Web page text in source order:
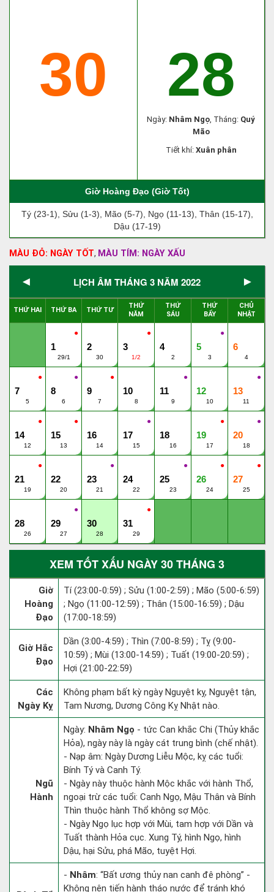
30 28
Ngày: Nhâm Ngọ, Tháng: Quý
Mão
Tiết khí: Xuân phân
Giờ Hoàng Đạo (Giờ Tốt)
Tý (23-1), Sửu (1-3), Mão (5-7), Ngọ (11-13), Thân (15-17),
Dậu (17-19)
MÀU ĐỎ: NGÀY TỐT, MÀU TÍM: NGÀY XẤU
◄ LỊCH ÂM THÁNG 3 NĂM 2022 ►
THỨ HAI THỨ BA THỨ TƯ
THỨ
NĂM
THỨ
SÁU
THỨ
BẨY
CHỦ
NHẬT
●
1
29/1
2
30
●
3
1/2
4
2
●
5
3
6
4
●
7
5
●
8
6
●
9
7
10
8
●
11
9
12
10
●
13
11
●
14
12
●
15
13
16
14
●
17
15
18
16
●
19
17
●
20
18
●
21
19
22
20
●
23
21
24
22
●
25
23
●
26
24
●
27
25
28
26
●
29
27
30
28
●
31
29
XEM TỐT XẤU NGÀY 30 THÁNG 3
Giờ
Hoàng
Đạo
Tí (23:00-0:59) ; Sửu (1:00-2:59) ; Mão (5:00-6:59)
; Ngọ (11:00-12:59) ; Thân (15:00-16:59) ; Dậu
(17:00-18:59)
Giờ Hắc
Đạo
Dần (3:00-4:59) ; Thìn (7:00-8:59) ; Tỵ (9:00-
10:59) ; Mùi (13:00-14:59) ; Tuất (19:00-20:59) ;
Hợi (21:00-22:59)
Các
Ngày Kỵ
Không phạm bất kỳ ngày Nguyệt kỵ, Nguyệt tận,
Tam Nương, Dương Công Kỵ Nhật nào.
Ngũ
Hành
Ngày: Nhâm Ngọ - tức Can khắc Chi (Thủy khắc
Hỏa), ngày này là ngày cát trung bình (chế nhật).
- Nạp âm: Ngày Dương Liễu Mộc, kỵ các tuổi:
Bính Tý và Canh Tý.
- Ngày này thuộc hành Mộc khắc với hành Thổ,
ngoại trừ các tuổi: Canh Ngọ, Mậu Thân và Bính
Thìn thuộc hành Thổ không sợ Mộc.
- Ngày Ngọ lục hợp với Mùi, tam hợp với Dần và
Tuất thành Hỏa cục. Xung Tý, hình Ngọ, hình
Dậu, hại Sửu, phá Mão, tuyệt Hợi.
- Nhâm: “Bất ương thủy nan canh đê phòng” -
Không nên tiến hành tháo nước để tránh khó